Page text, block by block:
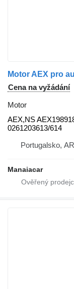
Cena na vyžádání
Motor
AEX,NS
0261203613/614
Portugalsko,
Manaiacar